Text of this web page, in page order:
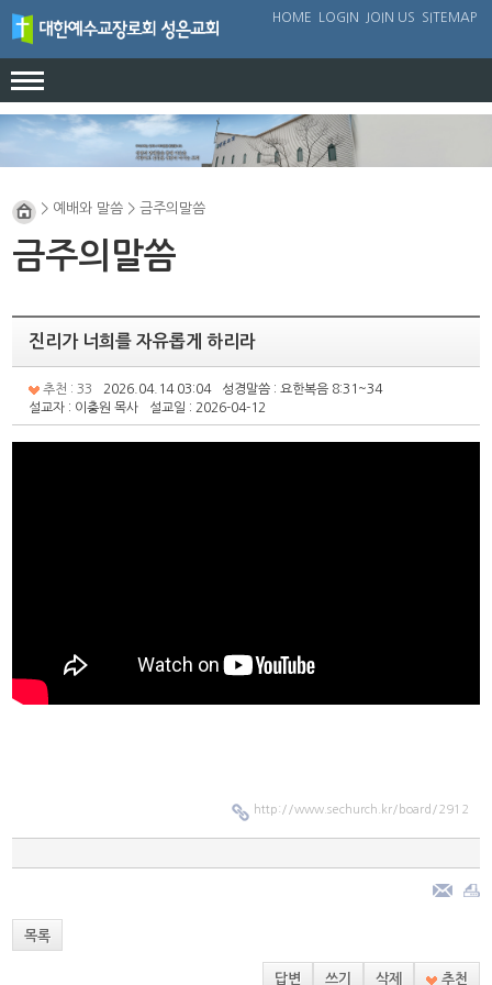
HOME LOGIN JOIN US SITEMAP
교회안내
인사말
교회연혁
담임목사님소개
찾아오시는길
예배안내
금주의 말씀
묵상
성경공부
교회소식
교회앨범
> 예배와 말씀 > 금주의말씀
금주의말씀
진리가 너희를 자유롭게 하리라
추천 : 33 2026.04.14 03:04
성경말씀 : 요한복음 8:31~34
설교자 : 이충원 목사
설교일 : 2026-04-12
http://www.sechurch.kr/board/2912
목록
답변 쓰기 삭제 추천